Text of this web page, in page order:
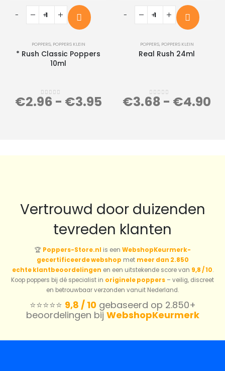
POPPERS, POPPERS KLEIN
* Rush Classic Poppers
10ml
0 out of 5
€2.96 - €3.95
POPPERS, POPPERS KLEIN
Real Rush 24ml
0 out of 5
€3.68 - €4.90
- + - +
Vertrouwd door duizenden
tevreden klanten
🏆 Poppers-Store.nl is een WebshopKeurmerk-
gecertificeerde webshop met meer dan 2.850
echte klantbeoordelingen en een uitstekende score van 9,8 / 10.
Koop poppers bij dé specialist in originele poppers – veilig, discreet
en betrouwbaar verzonden vanuit Nederland.
⭐️⭐️⭐️⭐️⭐️ 9,8 / 10gebaseerd op 2.850+
beoordelingen bij WebshopKeurmerk